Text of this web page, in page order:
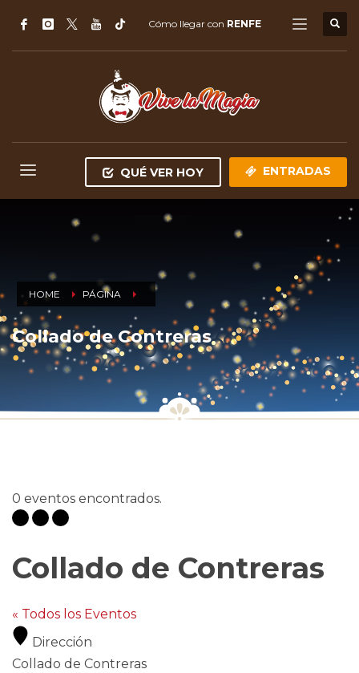
Cómo llegar con RENFE
QUÉ VER HOY ENTRADAS
HOME PÁGINA
Collado de Contreras
0 eventos encontrados.
Collado de Contreras
« Todos los Eventos
Dirección
Collado de Contreras